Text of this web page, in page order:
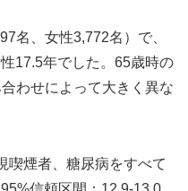
名、女性3,772名）で、
17.5年でした。65歳時の
わせによって大きく異な
喫煙者、糖尿病をすべて